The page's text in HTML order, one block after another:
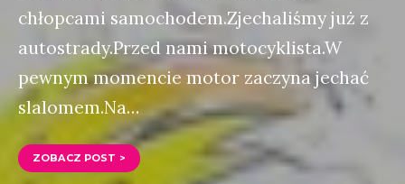
chłopcami samochodem.Zjechaliśmy już z
autostrady.Przed nami motocyklista.W
pewnym momencie motor zaczyna jechać
slalomem.Na…
ZOBACZ POST >